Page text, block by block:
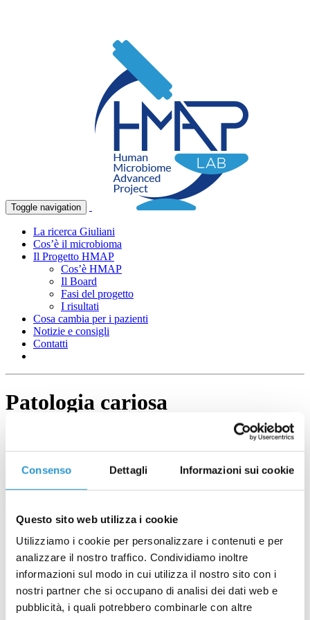
Consenso Dettagli Informazioni sui cookie
Questo sito web utilizza i cookie
Utilizziamo i cookie per personalizzare i contenuti e per
analizzare il nostro traffico. Condividiamo inoltre
informazioni sul modo in cui utilizza il nostro sito con i
nostri partner che si occupano di analisi dei dati web e
pubblicità, i quali potrebbero combinarle con altre
Toggle navigation
La ricerca Giuliani
Cos’è il microbioma
Il Progetto HMAP
Cos’è HMAP
Il Board
Fasi del progetto
I risultati
Cosa cambia per i pazienti
Notizie e consigli
Contatti
Patologia cariosa
La carie è il risultato dell’alterazione dell’equilibrio tra l’ospite e i
batteri contenuti nella placca. I batteri utilizzano gli zuccheri
contenuti nel cibo, producendo sostanze acide in grado di ledere lo
smalto dei denti. Se la placca non viene rimossa con cura, le iniziali
lesioni delle superfici dello smalto, ancora reversibili, possono
evolvere fino a generare una cavità.
È importante sottolineare che curare la carie non significa solamente